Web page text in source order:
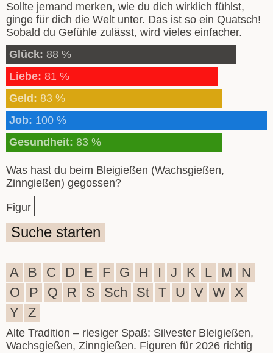
Sollte jemand merken, wie du dich wirklich fühlst,
ginge für dich die Welt unter. Das ist so ein Quatsch!
Sobald du Gefühle zulässt, wird vieles einfacher.
Glück: 88 %
Liebe: 81 %
Geld: 83 %
Job: 100 %
Gesundheit: 83 %
Was hast du beim Bleigießen (Wachsgießen,
Zinngießen) gegossen?
Figur
Suche starten
A B C D E F G H I J K L M
N
O
P Q R S Sch St T U V W X
Y
Z
Alte Tradition – riesiger Spaß: Silvester Bleigießen,
Wachsgießen, Zinngießen. Figuren für 2026 richtig